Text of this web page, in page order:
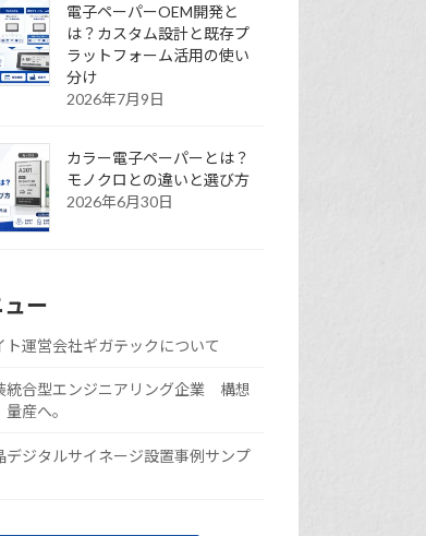
電子ペーパーOEM開発と
は？カスタム設計と既存プ
ラットフォーム活用の使い
分け
2026年7月9日
カラー電子ペーパーとは？
モノクロとの違いと選び方
2026年6月30日
ー
ト運営会社ギガテックについて
統合型エンジニアリング企業 構想
量産へ。
デジタルサイネージ設置事例サンプ